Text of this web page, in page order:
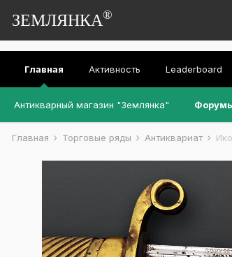
ЗЕМЛЯНКА®
Главная
Антикварный магазин "Землянка"
Активность Leaderboard
Главная Торговые ряды Антиквариат